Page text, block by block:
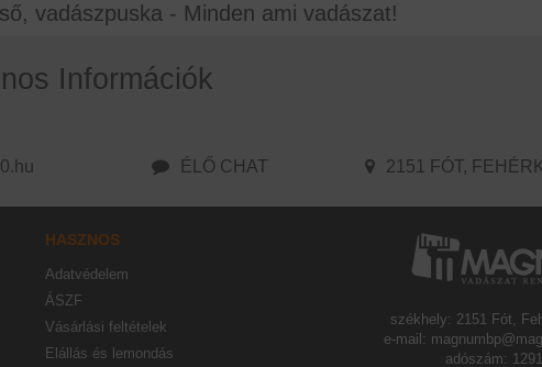
vadászpuska - Minden ami vadászat!
Információk
ÉLŐ CHAT 2151 FÓT,
HASZNOS
Adatvédelem
ÁSZF
Vásárlási feltételek
Elállás és lemondás
székhely: 2151 Fót,
e-mail:
adószám: